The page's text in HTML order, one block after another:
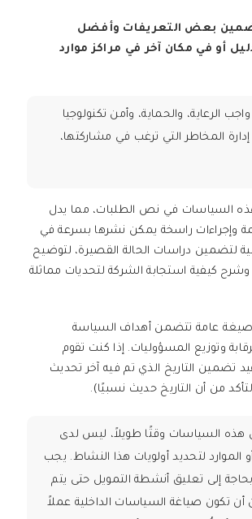
بعض التعريفات وأفضل
أو في مكان آخر في مراكز موارد
الرعاية، والحماية، وأمن تكنولوجيا
المخاطر التي ترغب في مشاركتها،
السياسات في نص الطلبات، مما يدل
وإجراءات راسخة يمكن نشرها بسرعة في
لتضمين دراسات الحالة القصيرة، لتوضيح
وشرح كيفية استجابة الشركة لتحديات مماثلة
صيغة عامة تتضمن أهداف السياسة
وتوزيع المسؤوليات. إذا كنت تقوم
تضمين التاريخ الذي تم فيه آخر تحديث
من أن التاريخ حديث نسبيًا).
هذه السياسات وقتًا طويلاً، ليس لدى
الموارد لتحديد أولويات هذا النشاط. يجب
إلى تعليق أنشطة التمويل حتى يتم
أن تكون صياغة السياسات الداخلية عملاً